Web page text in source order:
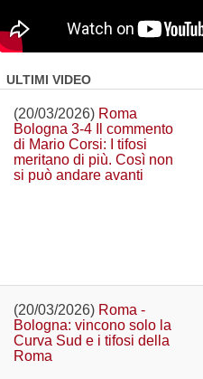
ULTIMI VIDEO
(20/03/2026) Roma
Bologna 3-4 Il commento
di Mario Corsi: I tifosi
meritano di più. Così non
si può andare avanti
(20/03/2026) Roma -
Bologna: vincono solo la
Curva Sud e i tifosi della
Roma